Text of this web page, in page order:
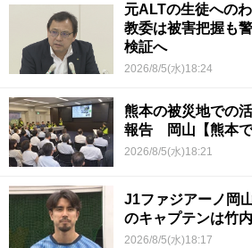
元ALTの生徒への
教委は被害把握も
検証へ
2026/8/5(水)18:24
熊本の被災地での
報告 岡山【熊本で
2026/8/5(水)18:21
J1ファジアーノ岡
のキャプテンは竹
2026/8/5(水)18:17